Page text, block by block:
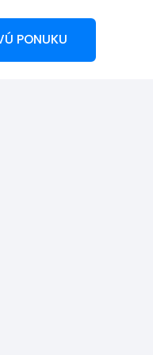
PONUKU